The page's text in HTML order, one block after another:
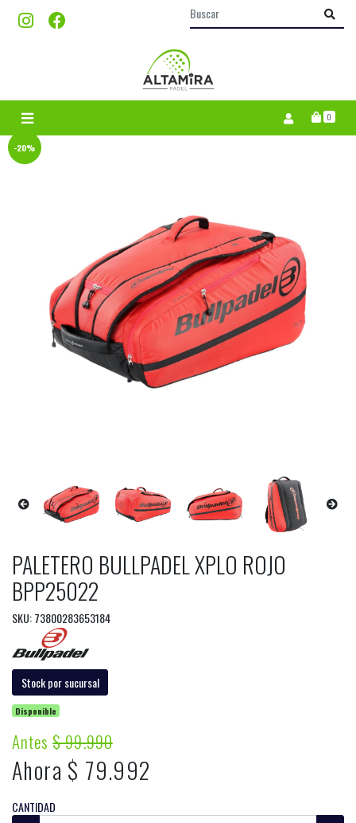
0
-20%
PALETERO BULLPADEL XPLO ROJO
BPP25022
SKU: 73800283653184
Stock por sucursal
Disponible
Antes$ 99.990
Ahora $ 79.992
CANTIDAD